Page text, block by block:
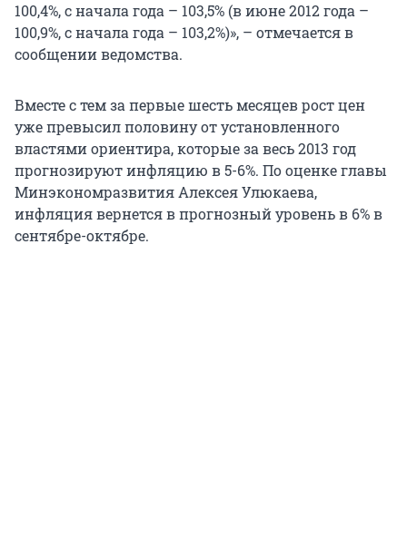
100,4%, с начала года – 103,5% (в июне 2012 года –
100,9%, с начала года – 103,2%)», – отмечается в
сообщении ведомства.
Вместе с тем за первые шесть месяцев рост цен
уже превысил половину от установленного
властями ориентира, которые за весь 2013 год
прогнозируют инфляцию в 5-6%. По оценке главы
Минэкономразвития Алексея Улюкаева,
инфляция вернется в прогнозный уровень в 6% в
сентябре-октябре.